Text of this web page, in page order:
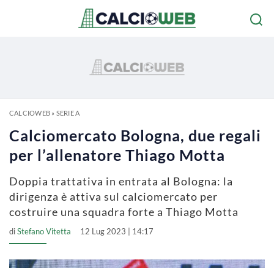
CALCIOWEB» SERIE A
Calciomercato Bologna, due regali
per l’allenatore Thiago Motta
Doppia trattativa in entrata al Bologna: la
dirigenza è attiva sul calciomercato per
costruire una squadra forte a Thiago Motta
diStefano Vitetta 12 Lug 2023 | 14:17